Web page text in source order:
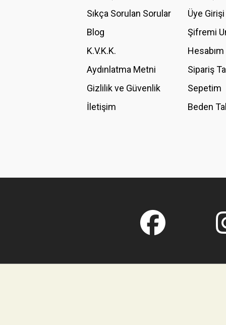
Ürün fiyatı diğer sitelerden daha pahalı.
Bu ürüne benzer farklı alternatifler olmalı.
Sıkça Sorulan Sorular
Blog
K.V.K.K.
Aydınlatma Metni
Gizlilik ve Güvenlik
İletişim
Üye Girişi
Şifremi
Hesabım
Sipariş
Sepetim
Beden